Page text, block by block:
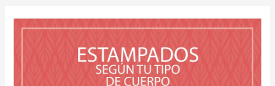
ESTAMPADO